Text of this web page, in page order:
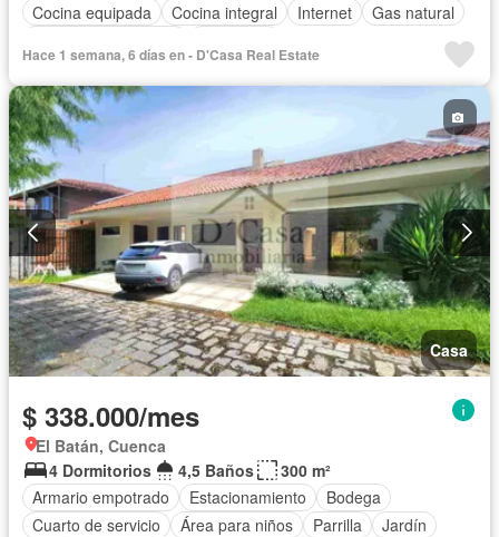
Cocina equipada Cocina integral Internet
Gas natural
Acceso para personas con discapacidad
Completamente amoblado
Hace 1 semana, 6 días en - D'Casa Real Estate
Casa
$ 338.000/mes
El Batán, Cuenca
4 Dormitorios
4,5 Baños
300 m²
Armario empotrado
Estacionamiento
Bodega
Cuarto de servicio
Área para niños Parrilla
Jardín